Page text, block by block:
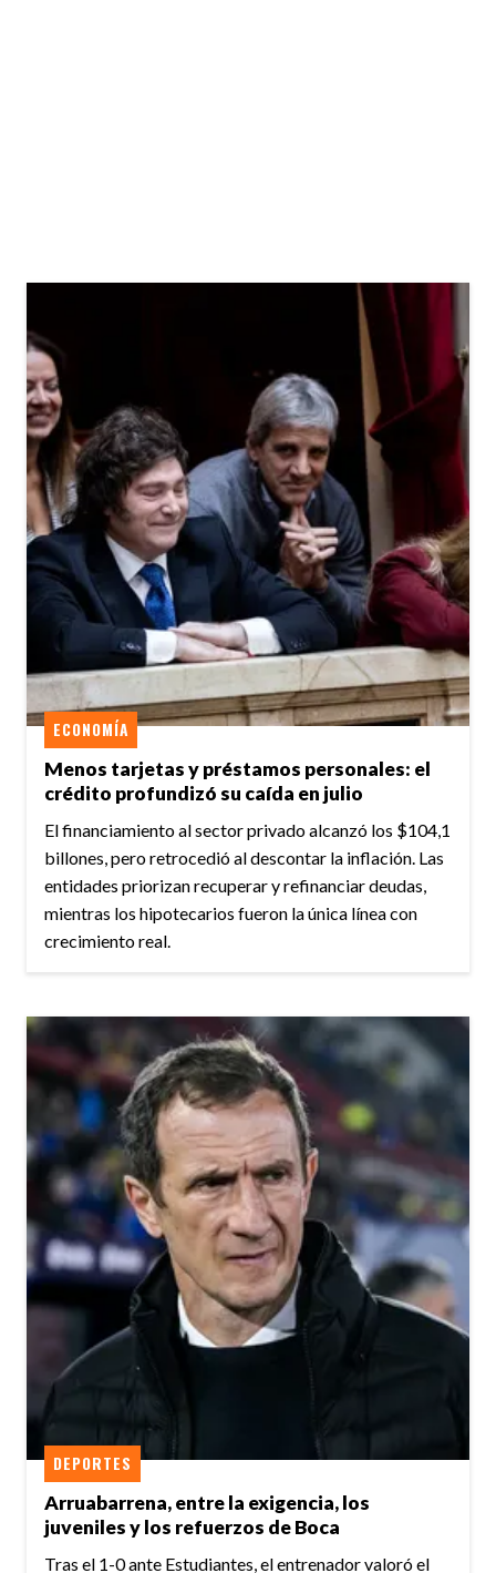
Menos tarjetas y préstamos personales: el
crédito profundizó su caída en julio
ECONOMÍA
El financiamiento al sector privado alcanzó los $104,1
billones, pero retrocedió al descontar la inflación. Las
entidades priorizan recuperar y refinanciar deudas,
mientras los hipotecarios fueron la única línea con
crecimiento real.
Arruabarrena, entre la exigencia, los
juveniles y los refuerzos de Boca
DEPORTES
Tras el 1-0 ante Estudiantes, el entrenador valoró el